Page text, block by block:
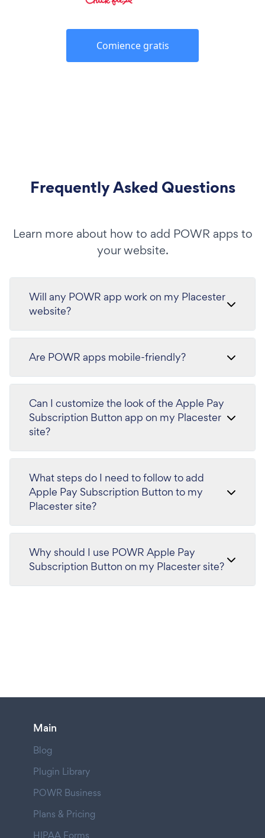
Comience gratis
Frequently Asked Questions
Learn more about how to add POWR apps to
your website.
Will any POWR app work on my Placester
website?
Are POWR apps mobile-friendly?
Can I customize the look of the Apple Pay
Subscription Button app on my Placester
site?
What steps do I need to follow to add
Apple Pay Subscription Button to my
Placester site?
Why should I use POWR Apple Pay
Subscription Button on my Placester site?
Main
Blog
Plugin Library
POWR Business
Plans & Pricing
HIPAA Forms